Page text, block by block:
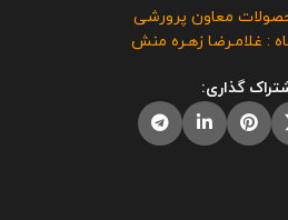
معاون پرورشی
: غلامـرضا زهـره منش
گذاری: